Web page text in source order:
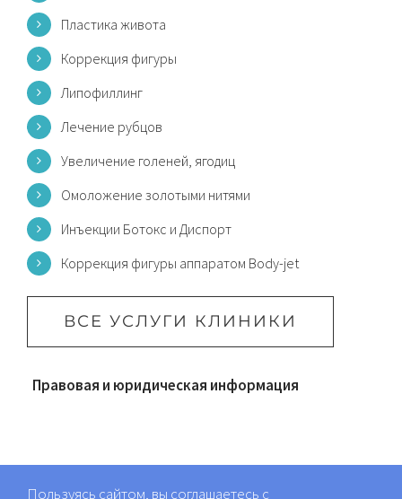
Пластика живота
Коррекция фигуры
Липофиллинг
Лечение рубцов
Увеличение голеней, ягодиц
Омоложение золотыми нитями
Инъекции Ботокс и Диспорт
Коррекция фигуры аппаратом Body-jet
ВСЕ УСЛУГИ КЛИНИКИ
Правовая и юридическая информация
Пользуясь сайтом, вы соглашаетесь с